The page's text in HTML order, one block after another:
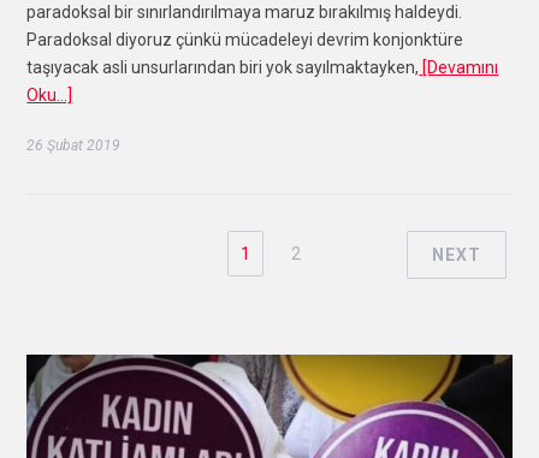
paradoksal bir sınırlandırılmaya maruz bırakılmış haldeydi.
Paradoksal diyoruz çünkü mücadeleyi devrim konjonktüre
taşıyacak asli unsurlarından biri yok sayılmaktayken, [Devamını
Oku…]
26 Şubat 2019
1 2 NEXT